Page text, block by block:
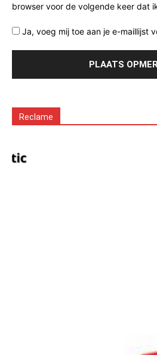
browser voor de volgende keer dat
Ja, voeg mij toe aan je e-maillijst
Reclame